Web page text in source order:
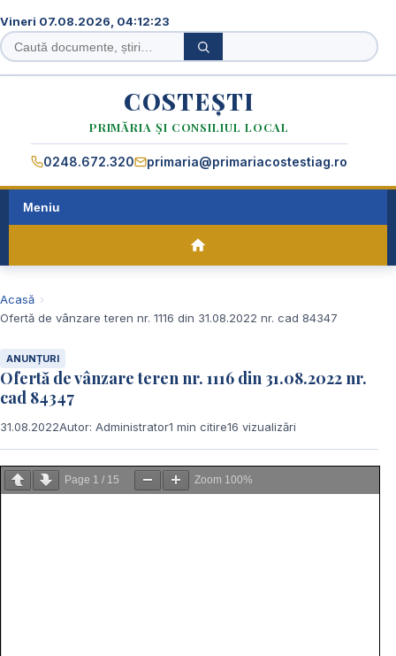
Vineri 07.08.2026, 04:12:23
Caută
în
Caută
COSTEȘTI
PRIMĂRIA ȘI CONSILIUL LOCAL
0248.672.320 primaria@primariacostestiag.ro
Meniu
Acasă
Ofertă de vânzare teren nr. 1116 din 31.08.2022 nr. cad 84347
ANUNȚURI
Ofertă de vânzare teren nr. 1116 din 31.08.2022 nr.
cad 84347
31.08.2022Autor: Administrator1 min citire16 vizualizări
Page 1 / 15 Zoom 100%